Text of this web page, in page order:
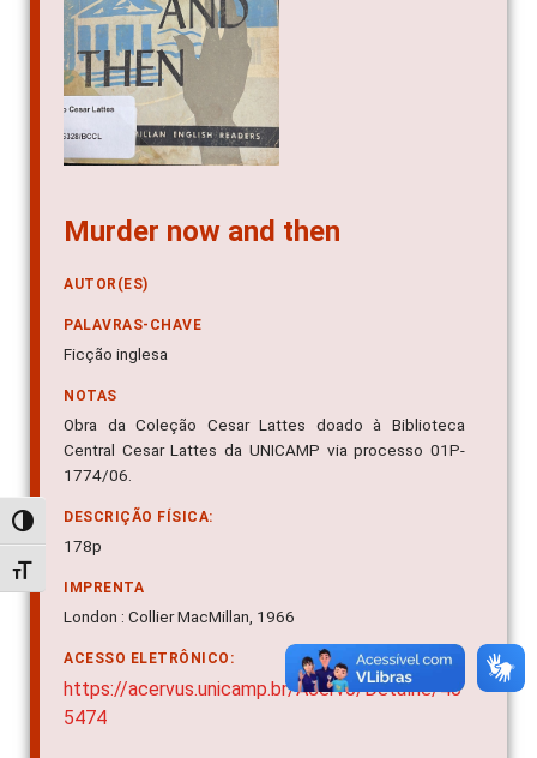
Alternar alto contraste
Alternar tamanho da fonte
Murder now and then
AUTOR(ES)
PALAVRAS-CHAVE
Ficção inglesa
NOTAS
Obra da Coleção Cesar Lattes doado à Biblioteca
Central Cesar Lattes da UNICAMP via processo 01P-
1774/06.
DESCRIÇÃO FÍSICA:
178p
IMPRENTA
London : Collier MacMillan, 1966
ACESSO ELETRÔNICO:
https://acervus.unicamp.br/Acervo/Detalhe/40
5474